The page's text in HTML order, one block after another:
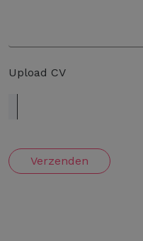
Upload CV
Verzenden